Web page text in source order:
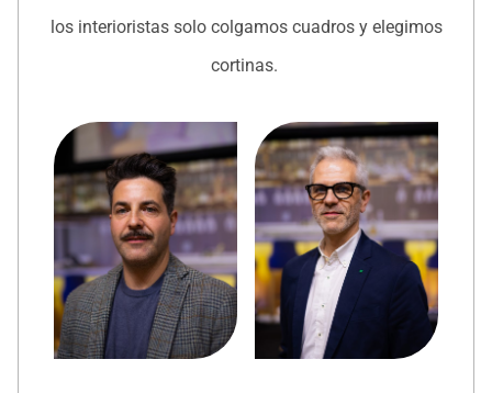
los interioristas solo colgamos cuadros y elegimos
cortinas.